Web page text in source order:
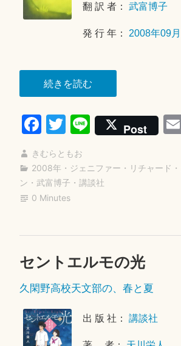
翻 訳 者：武富博子
発 行 年： 2008年09月
続きを読む“キ
ャ
ン
プ
お
お
て”
Fa
ce
bo
ok
T
wi
tte
r
Li
ne
Post
きむらともお
2008年 ・ ジェニファー・リチャード
ン ・ 武富博子 ・ 講談社
0 Minutes
セントエルモの光
久閑野高校天文部の、春と夏
出 版 社：講談社